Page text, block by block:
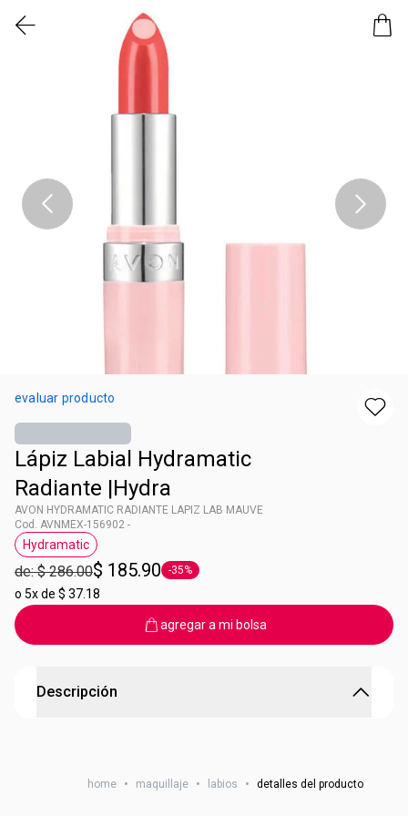
evaluar producto
Lápiz Labial Hydramatic
Radiante |Hydra
AVON HYDRAMATIC RADIANTE LAPIZ LAB MAUVE
Cod. AVNMEX-156902 -
Etiqueta Hydramatic
Hydramatic
de: $ 286.00$ 185.90 Etiqueta -35%
-35%
o 5x de $ 37.18
agregar a mi bolsa
Descripción
Labios hidratados, más suaves y voluminosos al instante y
home • maquillaje • labios • detalles del producto